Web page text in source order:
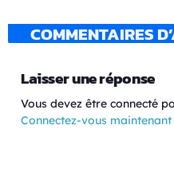
COMMENTAIRES
Laisser une réponse
Vous devez être connecté
Connectez-vous maintenant